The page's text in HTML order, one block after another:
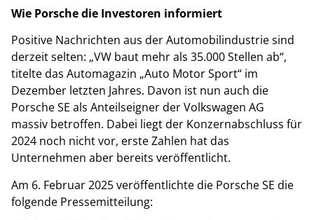
Wie Porsche die Investoren informiert
Positive Nachrichten aus der Automobilindustrie sind
derzeit selten: „VW baut mehr als 35.000 Stellen ab“,
titelte das Automagazin „Auto Motor Sport“ im
Dezember letzten Jahres. Davon ist nun auch die
Porsche SE als Anteilseigner der Volkswagen AG
massiv betroffen. Dabei liegt der Konzernabschluss für
2024 noch nicht vor, erste Zahlen hat das
Unternehmen aber bereits veröffentlicht.
Am 6. Februar 2025 veröffentlichte die Porsche SE die
folgende Pressemitteilung: